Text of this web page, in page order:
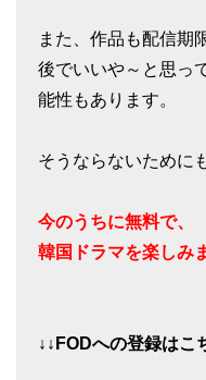
また、作品も配信期
後でいいや～と思っ
能性もあります。
そうならないために
今のうちに無料で、
韓国ドラマを楽しみ
↓↓FODへの登録はこ